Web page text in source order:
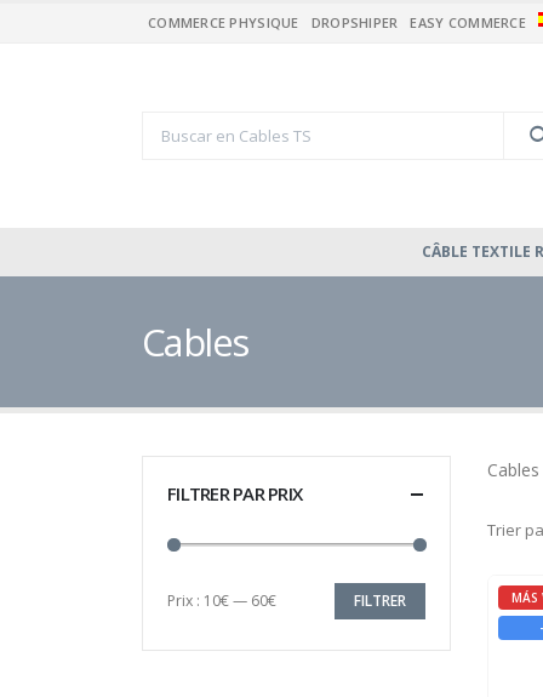
COMMERCE PHYSIQUE DROPSHIPER EASY COMMERCE
CÂBLE TEXTILE
Cables
Cables
Trier
MÁS
FILTRER PAR PRIX
Prix
Prix
FILTRER
Prix : 10€— 60€